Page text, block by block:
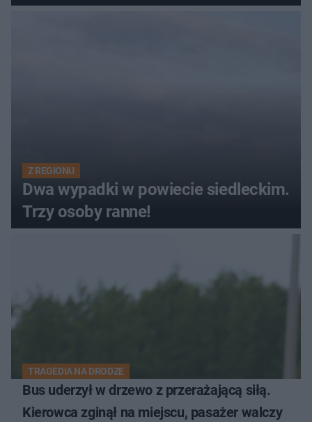
Z REGIONU
Dwa wypadki w powiecie siedleckim.
Trzy osoby ranne!
TRAGEDIA NA DRODZE
Bus uderzył w drzewo z przerażającą siłą.
Kierowca zginął na miejscu, pasażer walczy